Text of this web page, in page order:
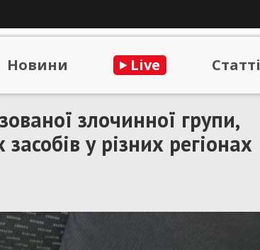
Новини Live Статтi
злочинної групи,
у різних регіонах